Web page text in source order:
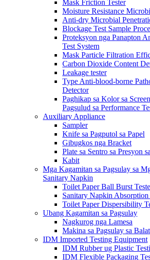
Mask Friction Tester
Moisture Resistance
Anti-dry Microbial
Blockage Test Sample
Proteksyon nga Panapton
Test System
Mask Particle Filtration
Carbon Dioxide Content
Leakage tester
Type Anti-blood-borne
Detector
Paghikap sa Kolor sa
Pagsulud sa Performance
Auxiliary Appliance
Sampler
Knife sa Pagputol sa Papel
Gibugkos nga Bracket
Plate sa Sentro sa Presyon
Kabit
Mga Kagamitan sa Pagsulay sa
Sanitary Napkin
Toilet Paper Ball Burst
Sanitary Napkin Absorption
Toilet Paper Dispersibility
Ubang Kagamitan sa Pagsulay
Nagkurog nga Lamesa
Makina sa Pagsulay sa Balat
IDM Imported Testing Equipment
IDM Rubber ug Plastic
IDM Flexible Packaging